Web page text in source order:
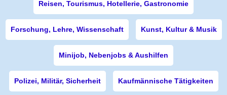
Reisen, Tourismus, Hotellerie, Gastronomie
Forschung, Lehre, Wissenschaft Kunst, Kultur & Musik
Minijob, Nebenjobs & Aushilfen
Polizei, Militär, Sicherheit Kaufmännische Tätigkeiten